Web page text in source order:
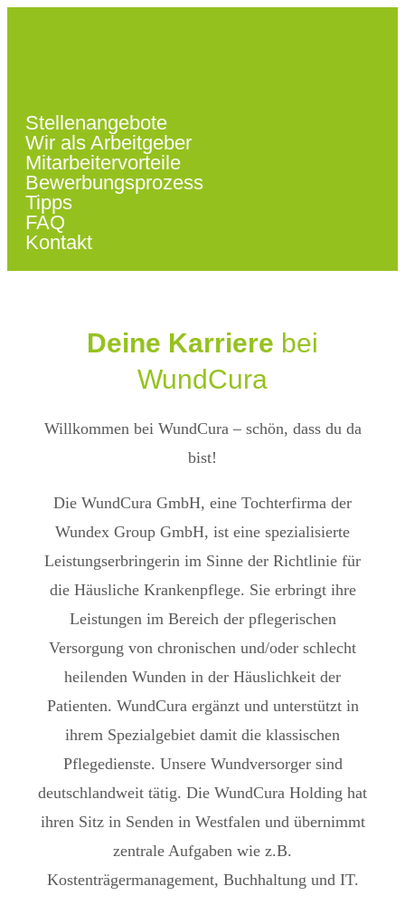
Stellenangebote
Wir als Arbeitgeber
Mitarbeitervorteile
Bewerbungsprozess
Tipps
FAQ
Kontakt
Deine Karriere bei
WundCura
Willkommen bei WundCura – schön, dass du da
bist!
Die WundCura GmbH, eine Tochterfirma der
Wundex Group GmbH, ist eine spezialisierte
Leistungserbringerin im Sinne der Richtlinie für
die Häusliche Krankenpflege. Sie erbringt ihre
Leistungen im Bereich der pflegerischen
Versorgung von chronischen und/oder schlecht
heilenden Wunden in der Häuslichkeit der
Patienten. WundCura ergänzt und unterstützt in
ihrem Spezialgebiet damit die klassischen
Pflegedienste. Unsere Wundversorger sind
deutschlandweit tätig. Die WundCura Holding hat
ihren Sitz in Senden in Westfalen und übernimmt
zentrale Aufgaben wie z.B.
Kostenträgermanagement, Buchhaltung und IT.